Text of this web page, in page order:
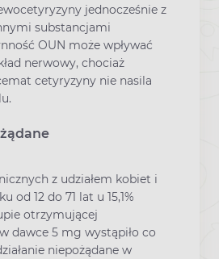
jednocześnie z
substancjami
OUN może wpływać
nerwowy, chociaż
cetyryzyny nie nasila
z udziałem kobiet i
od 12 do 71 lat u 15,1%
otrzymującej
dawce 5 mg wystąpiło co
niepożądane w